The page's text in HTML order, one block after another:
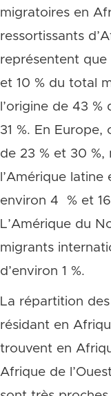
migratoires en
ressortissants
représentent que
et 10 % du total
l’origine de 43
31 %. En
de 23 % et 30 %,
l’Amérique
environ 4 % et
L’Amérique du
migrants
d’environ 1 %.
La répartition
résidant en
trouvent en
Afrique de